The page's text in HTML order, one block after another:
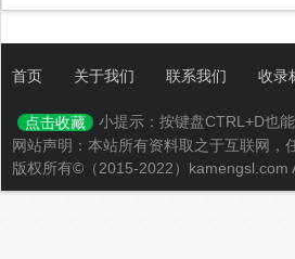
首页 关于我们 联系我们 收录
点击收藏
小提示：按键盘CTRL+D也能
网站声明：本站所有资料取之于互联网
版权所有©（2015-2022）kamengsl.com